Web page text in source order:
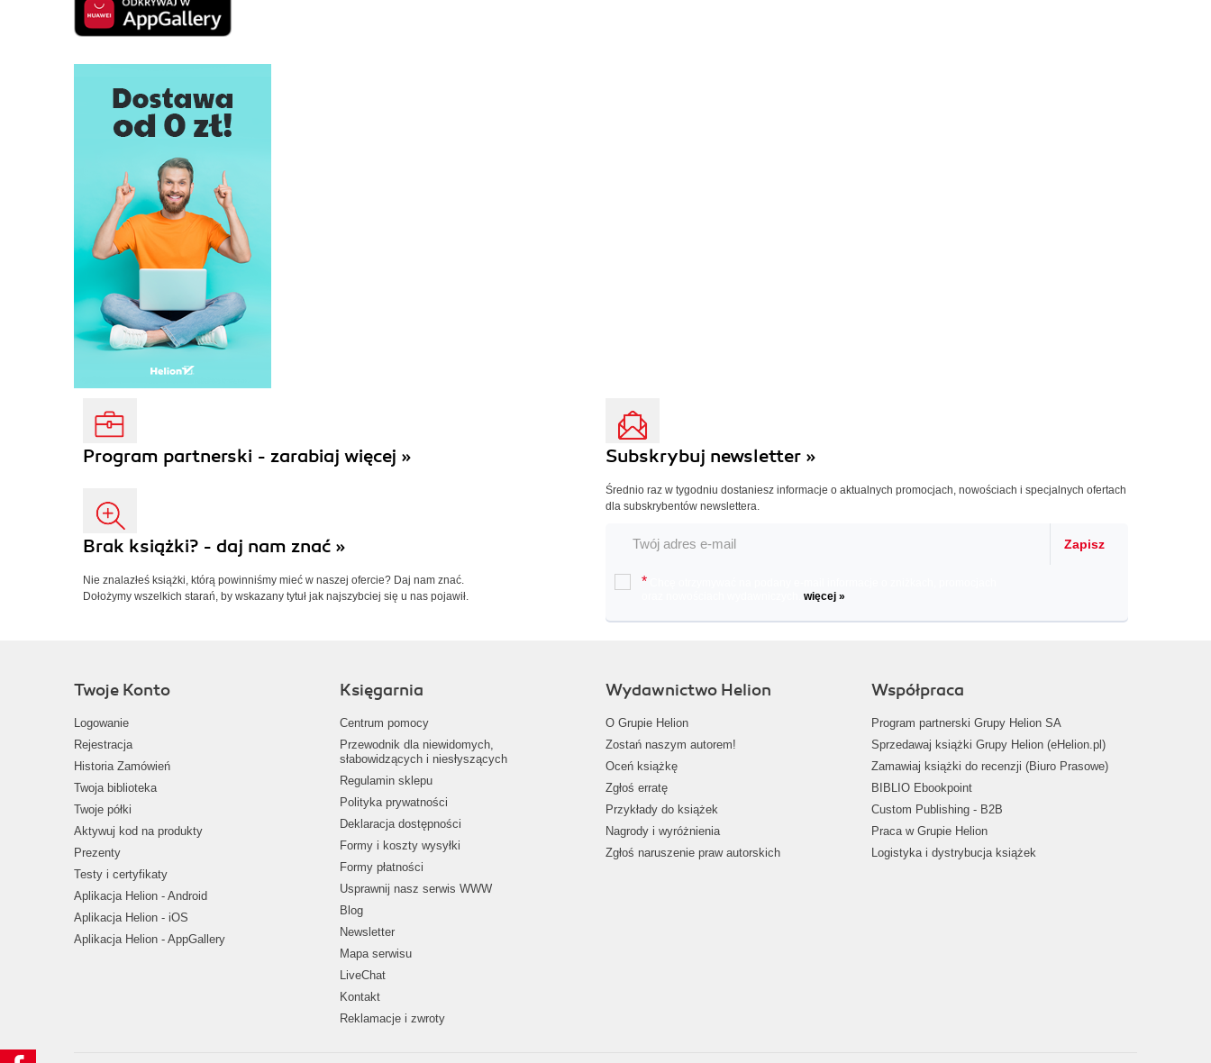
Program partnerski - zarabiaj więcej »
Brak książki? - daj nam znać »
Nie znalazłeś książki, którą powinniśmy mieć w naszej ofercie? Daj nam znać.
Dołożymy wszelkich starań, by wskazany tytuł jak najszybciej się u nas pojawił.
Subskrybuj newsletter »
Średnio raz w tygodniu dostaniesz informacje o aktualnych promocjach, nowościach i specjalnych ofertach
dla subskrybentów newslettera.
Zapisz
*
więcej »
Twoje Konto
Logowanie
Rejestracja
Historia Zamówień
Twoja biblioteka
Twoje półki
Aktywuj kod na produkty
Prezenty
Testy i certyfikaty
Aplikacja Helion - Android
Aplikacja Helion - iOS
Aplikacja Helion - AppGallery
Księgarnia
Centrum pomocy
Przewodnik dla niewidomych,
słabowidzących i niesłyszących
Regulamin sklepu
Polityka prywatności
Deklaracja dostępności
Formy i koszty wysyłki
Formy płatności
Usprawnij nasz serwis WWW
Blog
Newsletter
Mapa serwisu
LiveChat
Kontakt
Reklamacje i zwroty
Wydawnictwo Helion
O Grupie Helion
Zostań naszym autorem!
Oceń książkę
Zgłoś erratę
Przykłady do książek
Nagrody i wyróżnienia
Zgłoś naruszenie praw autorskich
Współpraca
Program partnerski Grupy Helion SA
Sprzedawaj książki Grupy Helion (eHelion.pl)
Zamawiaj książki do recenzji (Biuro Prasowe)
BIBLIO Ebookpoint
Custom Publishing - B2B
Praca w Grupie Helion
Logistyka i dystrybucja książek